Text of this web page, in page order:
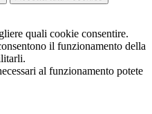
quali cookie consentire.
il funzionamento della
al funzionamento potete